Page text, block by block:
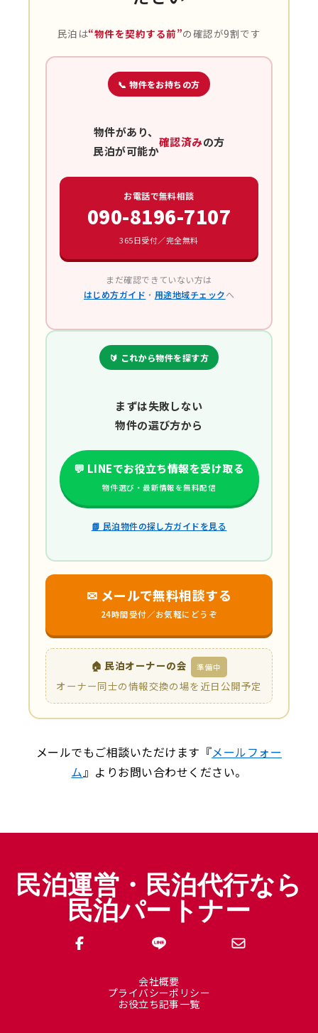
民泊は“物件を契約する前”の確認が9割です
📞 物件をお持ちの方
物件があり、
民泊が可能か
確認済みの方
お電話で無料相談
090-8196-7107
365日受付／完全無料
まだ確認できていない方は
はじめ方ガイド ・ 用途地域チェックへ
🔰 これから物件を探す方
まずは失敗しない
物件の選び方から
💬 LINEでお役立ち情報を受け取る
物件選び・最新情報を無料配信
📗 民泊物件の探し方ガイドを見る
✉ メールで無料相談する
24時間受付／お気軽にどうぞ
🏠 民泊オーナーの会 準備中
オーナー同士の情報交換の場を近日公開予定
メールでもご相談いただけます『メールフォー
ム 』よりお問い合わせください。
民泊運営・民泊代行なら
民泊パートナー
会社概要
プライバシーポリシー
お役立ち記事一覧